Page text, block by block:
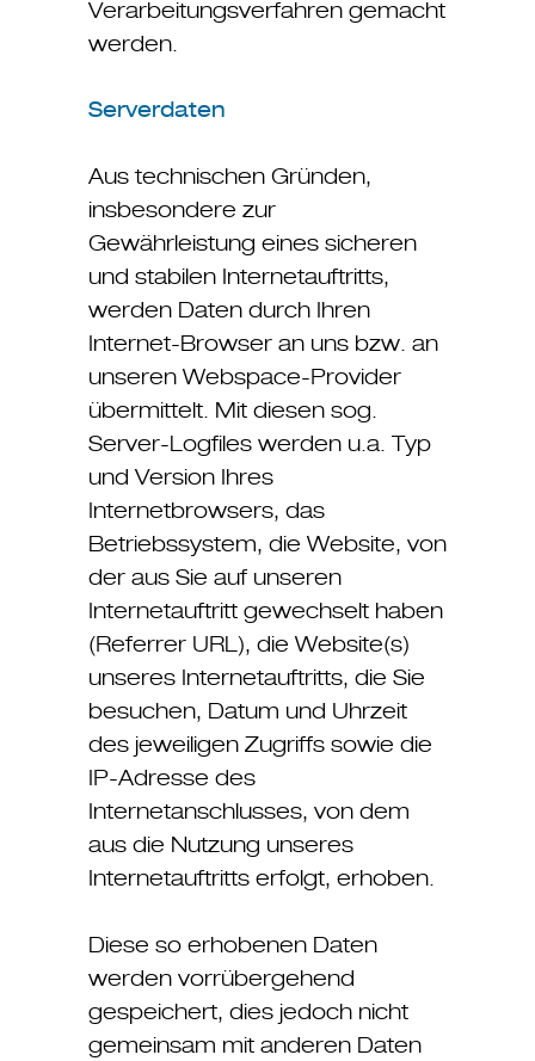
Verarbeitungsverfahren gemacht
werden.
Serverdaten
Aus technischen Gründen,
insbesondere zur
Gewährleistung eines sicheren
und stabilen Internetauftritts,
werden Daten durch Ihren
Internet-Browser an uns bzw. an
unseren Webspace-Provider
übermittelt. Mit diesen sog.
Server-Logfiles werden u.a. Typ
und Version Ihres
Internetbrowsers, das
Betriebssystem, die Website, von
der aus Sie auf unseren
Internetauftritt gewechselt haben
(Referrer URL), die Website(s)
unseres Internetauftritts, die Sie
besuchen, Datum und Uhrzeit
des jeweiligen Zugriffs sowie die
IP-Adresse des
Internetanschlusses, von dem
aus die Nutzung unseres
Internetauftritts erfolgt, erhoben.
Diese so erhobenen Daten
werden vorrübergehend
gespeichert, dies jedoch nicht
gemeinsam mit anderen Daten